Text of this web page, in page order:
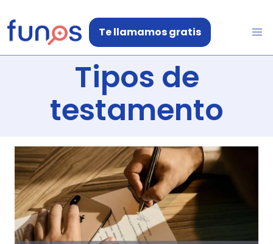
Te llamamos gratis
Tipos de
testamento